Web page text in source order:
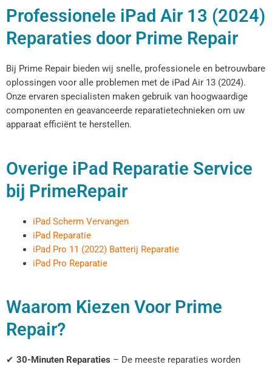
Professionele iPad Air 13 (2024)
Reparaties door Prime Repair
Bij Prime Repair bieden wij snelle, professionele en betrouwbare
oplossingen voor alle problemen met de iPad Air 13 (2024).
Onze ervaren specialisten maken gebruik van hoogwaardige
componenten en geavanceerde reparatietechnieken om uw
apparaat efficiënt te herstellen.
Overige iPad Reparatie Service
bij PrimeRepair
iPad Scherm Vervangen
iPad Reparatie
iPad Pro 11 (2022) Batterij Reparatie
iPad Pro Reparatie
Waarom Kiezen Voor Prime
Repair?
✔ 30-Minuten Reparaties – De meeste reparaties worden